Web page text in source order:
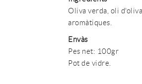
Oliva verda, oli
aromàtiques.
Envàs
Pes net: 100gr
Pot de vidre.